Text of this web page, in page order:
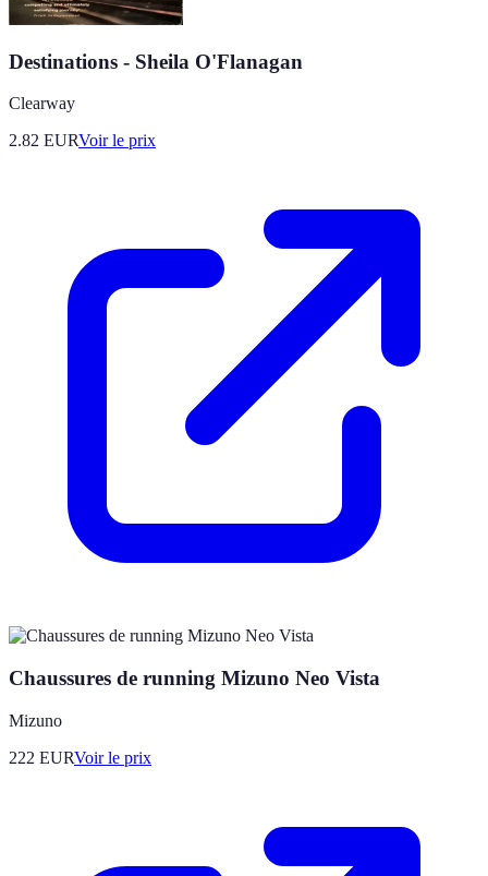
Destinations - Sheila O'Flanagan
Clearway
2.82 EURVoir le prix
Chaussures de running Mizuno Neo Vista
Mizuno
222 EURVoir le prix